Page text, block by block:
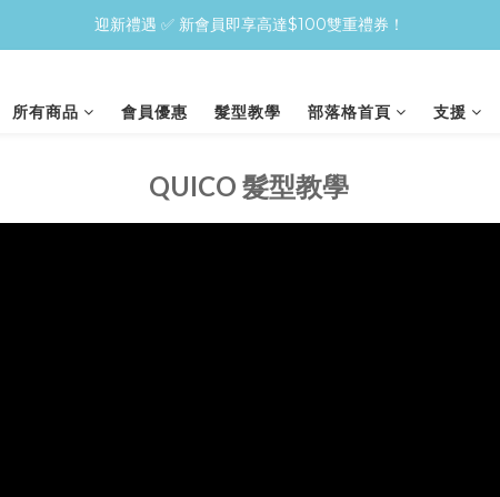
買QUICO護髮＋造型Combo，即享30%！先護後型，零傷害變靚更快！
迎新禮遇 ✅ 新會員即享高達$100雙重禮券！
買QUICO護髮＋造型Combo，即享30%！先護後型，零傷害變靚更快！
所有商品 會員優惠 髮型教學 部落格首頁 支援
QUICO 髮型教學